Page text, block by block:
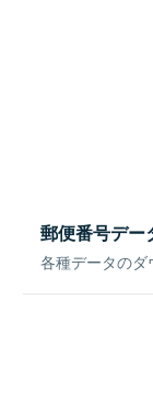
郵便番号デー
各種データのダ